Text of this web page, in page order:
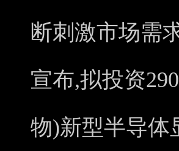
断刺激市场需
宣布,拟投资
物)新型半导体